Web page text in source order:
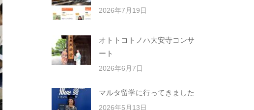
2026年7月19日
オトトコトノハ大安寺コンサ
ート
2026年6月7日
マルタ留学に行ってきました
2026年5月13日